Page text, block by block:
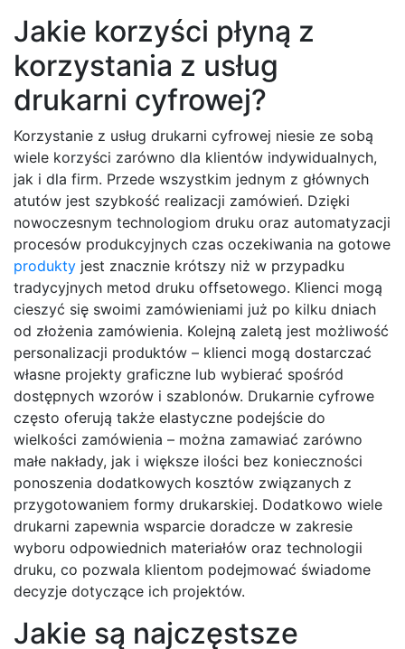
Jakie korzyści płyną z
korzystania z usług
drukarni cyfrowej?
Korzystanie z usług drukarni cyfrowej niesie ze sobą
wiele korzyści zarówno dla klientów indywidualnych,
jak i dla firm. Przede wszystkim jednym z głównych
atutów jest szybkość realizacji zamówień. Dzięki
nowoczesnym technologiom druku oraz automatyzacji
procesów produkcyjnych czas oczekiwania na gotowe
produkty jest znacznie krótszy niż w przypadku
tradycyjnych metod druku offsetowego. Klienci mogą
cieszyć się swoimi zamówieniami już po kilku dniach
od złożenia zamówienia. Kolejną zaletą jest możliwość
personalizacji produktów – klienci mogą dostarczać
własne projekty graficzne lub wybierać spośród
dostępnych wzorów i szablonów. Drukarnie cyfrowe
często oferują także elastyczne podejście do
wielkości zamówienia – można zamawiać zarówno
małe nakłady, jak i większe ilości bez konieczności
ponoszenia dodatkowych kosztów związanych z
przygotowaniem formy drukarskiej. Dodatkowo wiele
drukarni zapewnia wsparcie doradcze w zakresie
wyboru odpowiednich materiałów oraz technologii
druku, co pozwala klientom podejmować świadome
decyzje dotyczące ich projektów.
Jakie są najczęstsze